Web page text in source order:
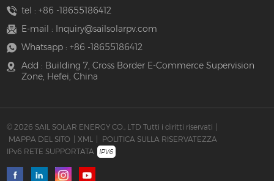
tel : +86 -18655186412
E-mail :
Inquiry@sailsolarpv.com
Whatsapp : +86 -18655186412
Add : Building 7, Cross Border E-Commerce Supervision
Zone, Hefei, China
© 2026 SAIL SOLAR ENERGY CO., LTD Tutti i diritti riservati |
MAPPA DEL SITO | XML | POLITICA SULLA RISERVATEZZA
IPv6 RETE SUPPORTATA